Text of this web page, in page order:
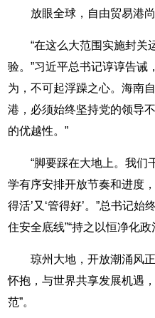
放眼全球，自由贸易港
“在这么大范围实施封关
验。”习近平总书记谆谆告诫
为，不可起浮躁之心。海南
港，必须始终坚持党的领导
的优越性。”
“脚要踩在大地上。我们
学有序安排开放节奏和进度
得活’又‘管得好’。”总书记
住安全底线”“持之以恒净化政
琼州大地，开放潮涌风
怀抱，与世界共享发展机遇
范”。